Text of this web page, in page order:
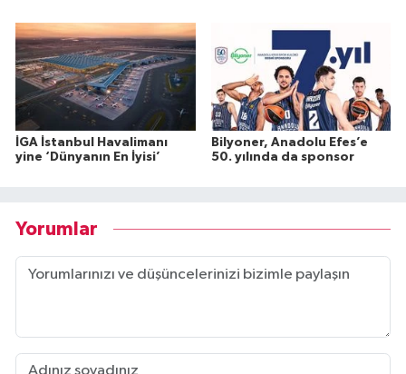
İGA İstanbul Havalimanı
yine ‘Dünyanın En İyisi’
Bilyoner, Anadolu Efes’e
50. yılında da sponsor
Yorumlar